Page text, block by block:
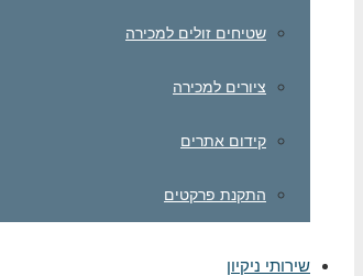
שטיחים זולים למכירה
ציורים למכירה
קידום אתרים
התקנת פרקטים
שירותי ניקיון